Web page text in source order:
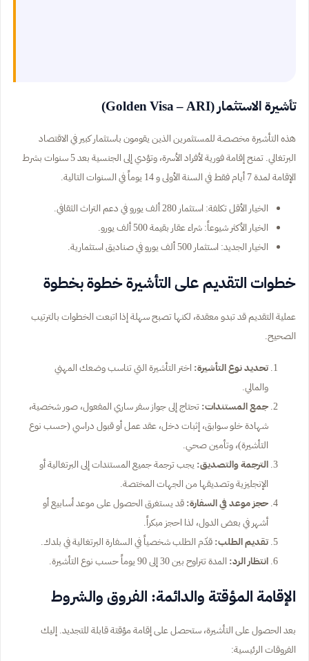
تأشيرة الاستثمار (Golden Visa – ARI)
هذه التأشيرة مخصصة للمستثمرين الذين يقومون باستثمار كبير في الاقتصاد
البرتغالي. تمنح إقامة فورية لأفراد الأسرة، وتؤدي إلى الجنسية بعد 5 سنوات بشرط
الإقامة لمدة 7 أيام فقط في السنة الأولى و 14 يوماً في السنوات التالية.
الخيار الأقل تكلفة: استثمار 280 ألف يورو في دعم التراث الثقافي.
الخيار الأكثر شيوعاً: شراء عقار بقيمة 500 ألف يورو.
الخيار الجديد: استثمار 500 ألف يورو في صناديق استثمارية.
خطوات التقديم على التأشيرة خطوة بخطوة
عملية التقديم قد تبدو معقدة، لكنها تصبح سهلة إذا اتبعت الخطوات بالترتيب
الصحيح.
تحديد نوع التأشيرة: اختر التأشيرة التي تناسب وضعك المهني
والمالي.
جمع المستندات:تحتاج إلى جواز سفر ساري المفعول، صور شخصية،
شهادة خلو سوابق، إثبات دخل، عقد عمل أو قبول دراسي (حسب نوع
التأشيرة)، وتأمين صحي.
الترجمة والتصديق: يجب ترجمة جميع المستندات إلى البرتغالية أو
الإنجليزية وتصديقها من الجهات المختصة.
حجز موعد في السفارة:قد يستغرق الحصول على موعد أسابيع أو
أشهر في بعض الدول، لذا احجز مبكراً.
تقديم الطلب:قدّم الطلب شخصياً في السفارة البرتغالية في بلدك.
انتظار الرد: المدة تتراوح بين 30 إلى 90 يوماً حسب نوع التأشيرة.
الإقامة المؤقتة والدائمة: الفروق والشروط
بعد الحصول على التأشيرة، ستحصل على إقامة مؤقتة قابلة للتجديد. إليك
الفروقات الرئيسية: